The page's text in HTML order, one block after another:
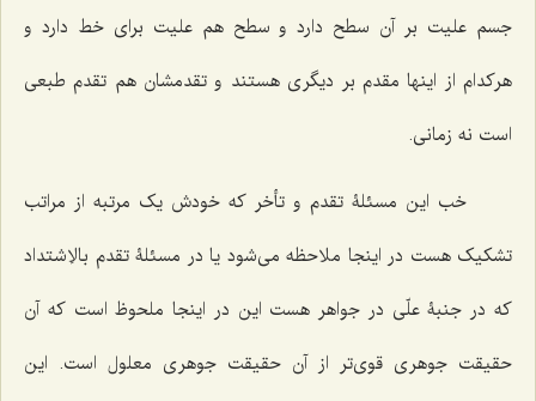
جسم علیت بر آن سطح دارد و سطح هم علیت برای خط دارد و
هرکدام از اینها مقدم بر دیگری هستند و تقدمشان هم تقدم طبعی
است نه زمانی.
خب این مسئلۀ تقدم و تأخر که خودش یک مرتبه از مراتب
تشکیک هست در اینجا ملاحظه می‌شود یا در مسئلۀ تقدم بالاِشتداد
که در جنبۀ علّی در جواهر هست این در اینجا ملحوظ است که آن
حقیقت جوهری قوی‌تر از آن حقیقت جوهری معلول است. این